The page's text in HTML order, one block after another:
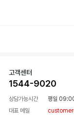
고객센터
1544-9020
상담가능시간 평일
대표 메일